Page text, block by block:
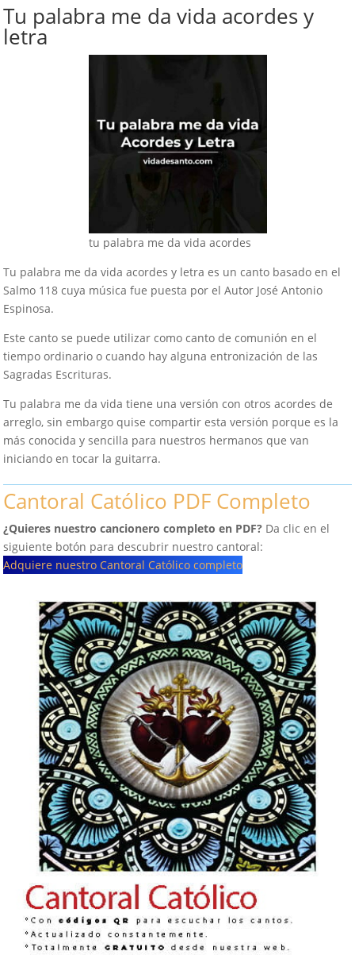
Tu palabra me da vida acordes y
letra
tu palabra me da vida acordes
Tu palabra me da vida acordes y letra es un canto basado en el
Salmo 118 cuya música fue puesta por el Autor José Antonio
Espinosa.
Este canto se puede utilizar como canto de comunión en el
tiempo ordinario o cuando hay alguna entronización de las
Sagradas Escrituras.
Tu palabra me da vida tiene una versión con otros acordes de
arreglo, sin embargo quise compartir esta versión porque es la
más conocida y sencilla para nuestros hermanos que van
iniciando en tocar la guitarra.
Cantoral Católico PDF Completo
¿Quieres nuestro cancionero completo en PDF? Da clic en el
siguiente botón para descubrir nuestro cantoral:
Adquiere nuestro Cantoral Católico completo